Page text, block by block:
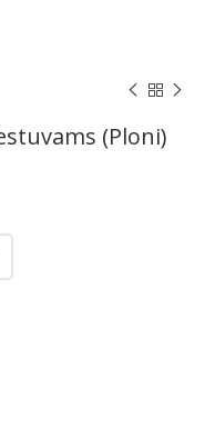
(Ploni)